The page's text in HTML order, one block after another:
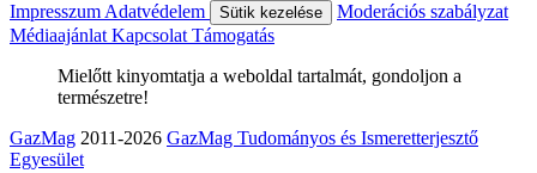
Impresszum Adatvédelem Sütik kezelése
Moderációs szabályzat
Médiaajánlat Kapcsolat Támogatás
Mielőtt kinyomtatja a weboldal tartalmát, gondoljon a
természetre!
GazMag 2011-2026 GazMag Tudományos és Ismeretterjesztő
Egyesület